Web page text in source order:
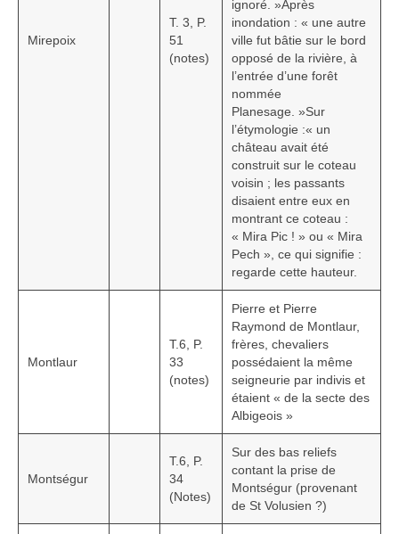
Mirepoix
T. 3, P.
51
(notes)
ignoré. »Après
inondation : « une autre
ville fut bâtie sur le bord
opposé de la rivière, à
l’entrée d’une forêt
nommée
Planesage. »Sur
l’étymologie :« un
château avait été
construit sur le coteau
voisin ; les passants
disaient entre eux en
montrant ce coteau :
« Mira Pic ! » ou « Mira
Pech », ce qui signifie :
regarde cette hauteur.
Montlaur
T.6, P.
33
(notes)
Pierre et Pierre
Raymond de Montlaur,
frères, chevaliers
possédaient la même
seigneurie par indivis et
étaient « de la secte des
Albigeois »
Montségur
T.6, P.
34
(Notes)
Sur des bas reliefs
contant la prise de
Montségur (provenant
de St Volusien ?)